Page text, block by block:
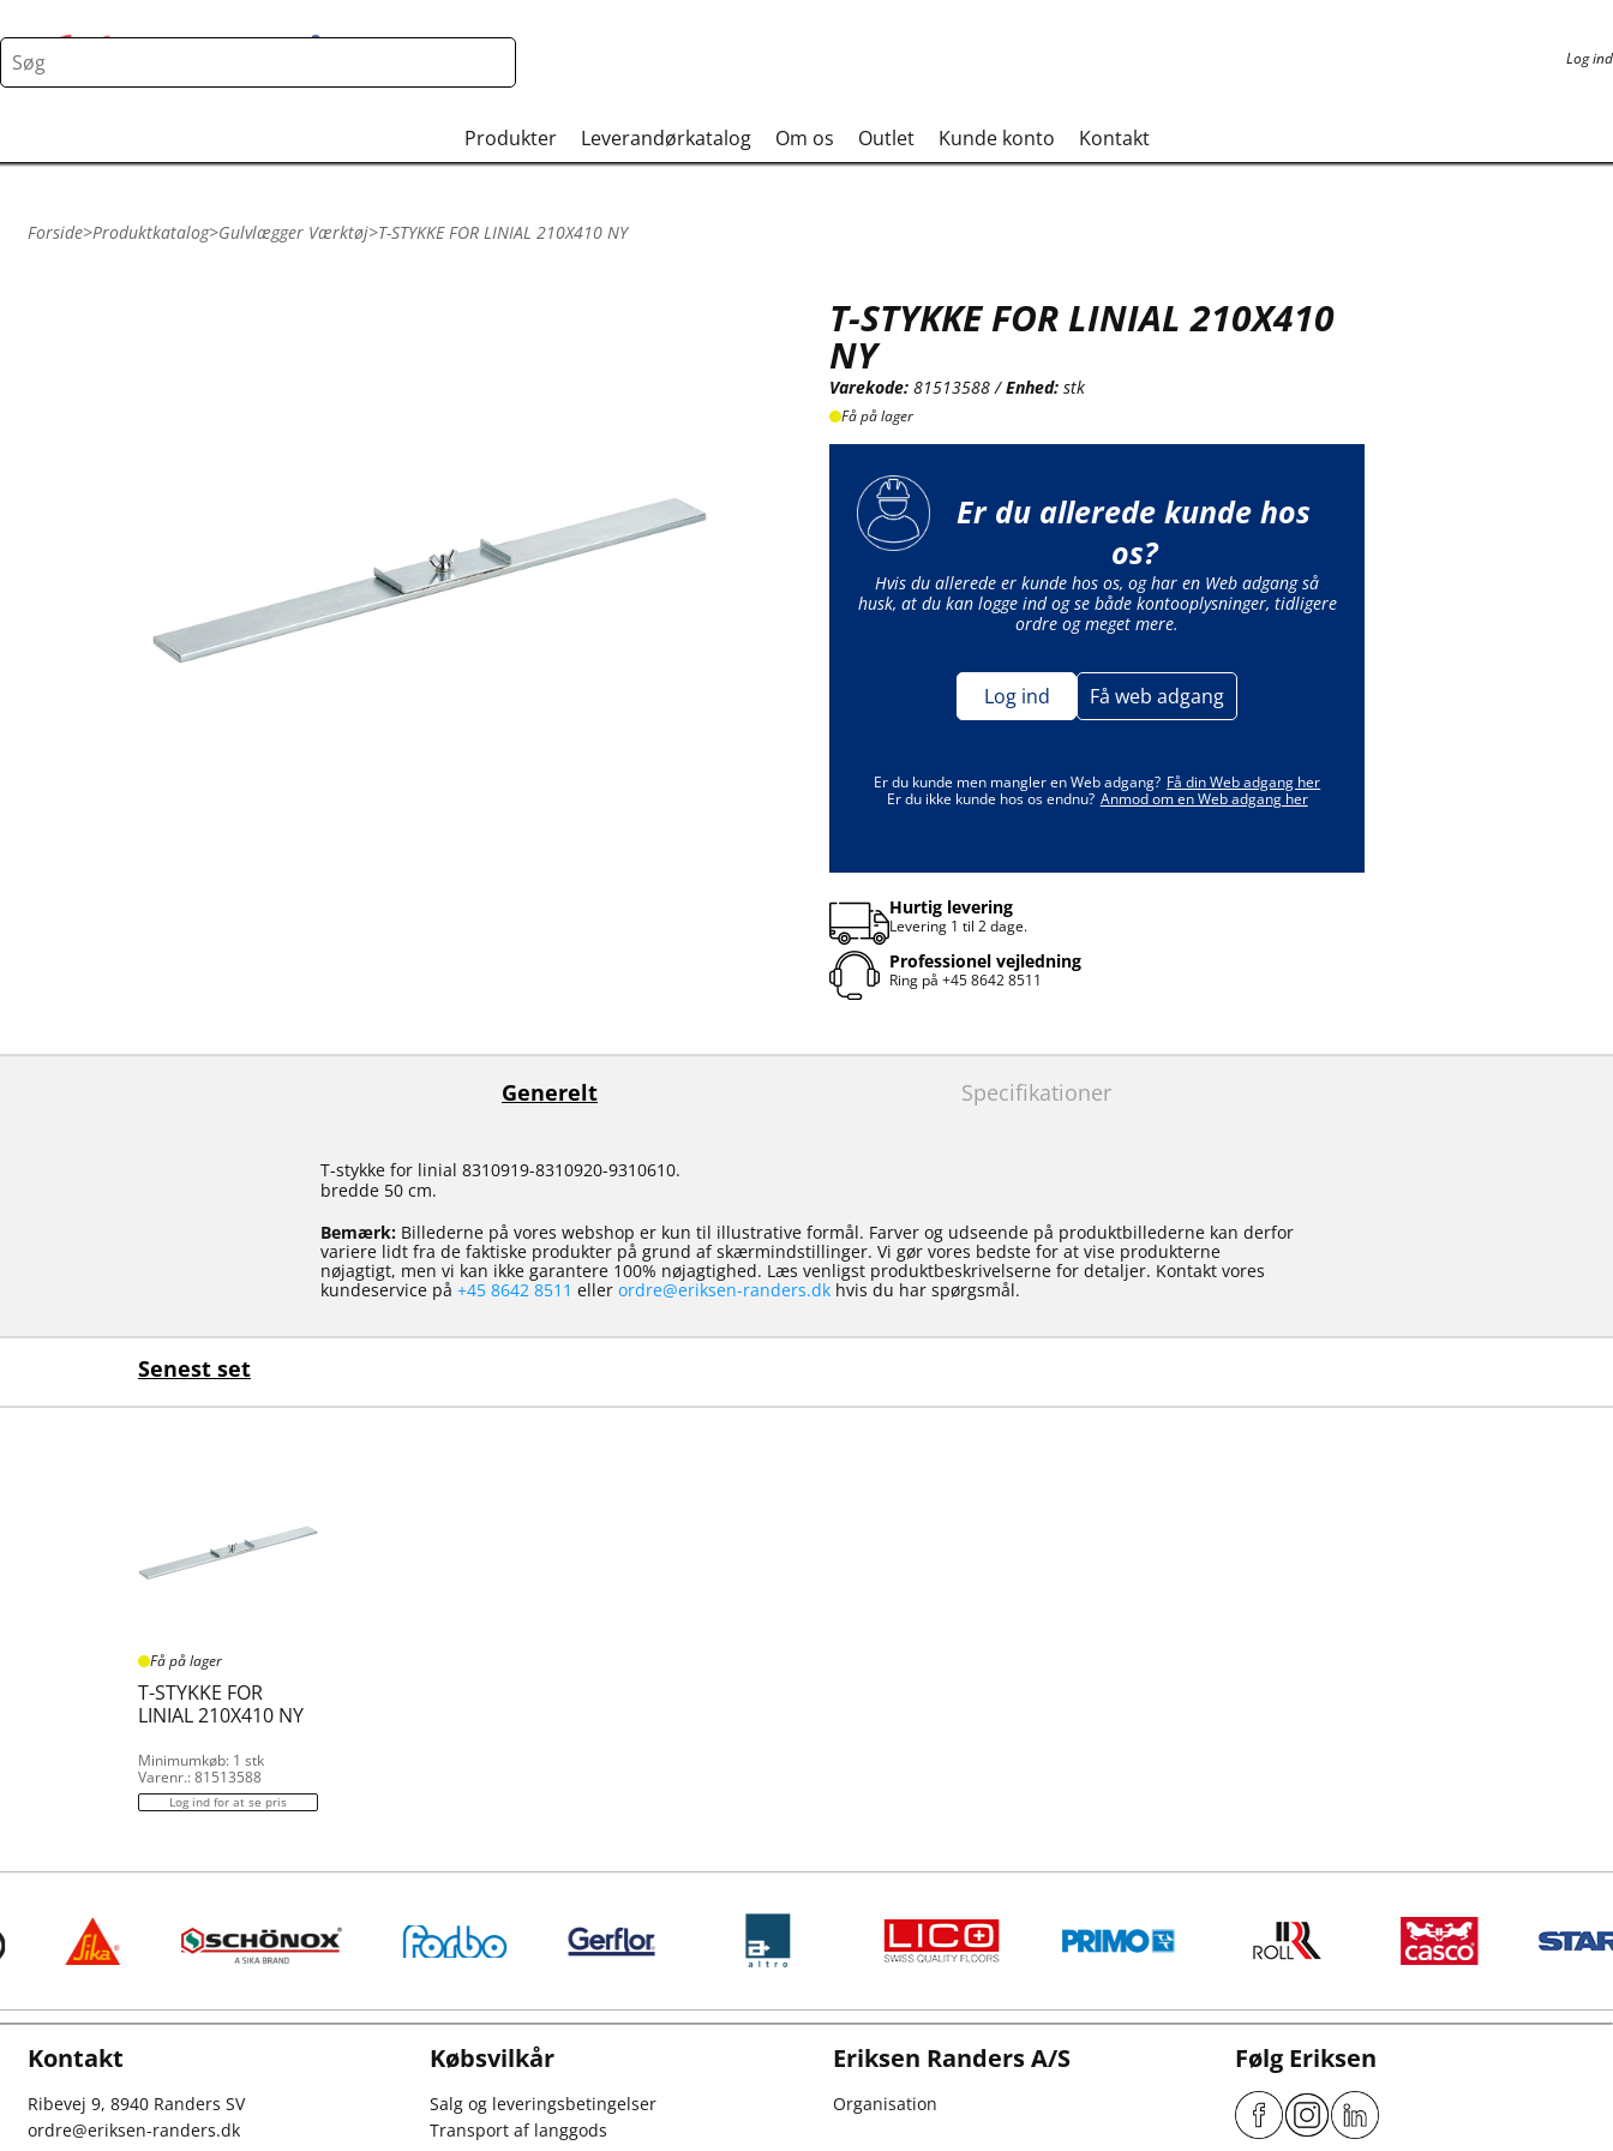
Log ind
Produkter Leverandørkatalog Om os Outlet Kunde konto Kontakt
Forside>Produktkatalog>Gulvlægger Værktøj>T-STYKKE FOR LINIAL 210X410 NY
T-STYKKE FOR LINIAL 210X410
NY
Varekode:81513588 /Enhed:stk
Få på lager
Er du allerede kunde hos
os?
Hvis du allerede er kunde hos os, og har en Web adgang så
husk, at du kan logge ind og se både kontooplysninger, tidligere
ordre og meget mere.
Log ind Få web adgang
Er du kunde men mangler en Web adgang? Få din Web adgang her
Er du ikke kunde hos os endnu? Anmod om en Web adgang her
Hurtig levering
Levering 1 til 2 dage.
Professionel vejledning
Ring på+45 8642 8511
Generelt Specifikationer
T-stykke for linial 8310919-8310920-9310610.
bredde 50 cm.
Bemærk:Billederne på vores webshop er kun til illustrative formål. Farver og udseende på produktbillederne kan derfor
variere lidt fra de faktiske produkter på grund af skærmindstillinger. Vi gør vores bedste for at vise produkterne
nøjagtigt, men vi kan ikke garantere 100% nøjagtighed. Læs venligst produktbeskrivelserne for detaljer. Kontakt vores
kundeservice på +45 8642 8511 eller ordre@eriksen-randers.dkhvis du har spørgsmål.
Senest set
Få på lager
T-STYKKE FOR
LINIAL 210X410 NY
Minimumkøb: 1 stk
Varenr.: 81513588
Log ind for at se pris
Kontakt
Ribevej 9, 8940 Randers SV
ordre@eriksen-randers.dk
Købsvilkår
Salg og leveringsbetingelser
Transport af langgods
Eriksen Randers A/S
Organisation
Følg Eriksen